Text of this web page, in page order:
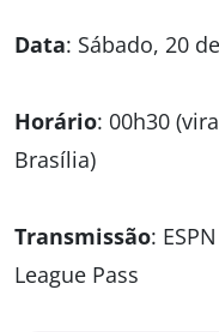
Data: Sábado, 20
Horário: 00h30
Brasília)
Transmissão:
League Pass